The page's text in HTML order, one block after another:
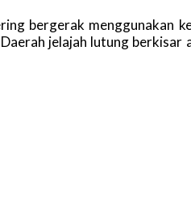
bergerak menggunakan
jelajah lutung